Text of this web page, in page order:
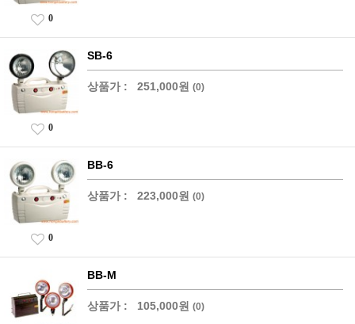
0
SB-6
상품가 : 251,000원 (0)
0
BB-6
상품가 : 223,000원 (0)
0
BB-M
상품가 : 105,000원 (0)